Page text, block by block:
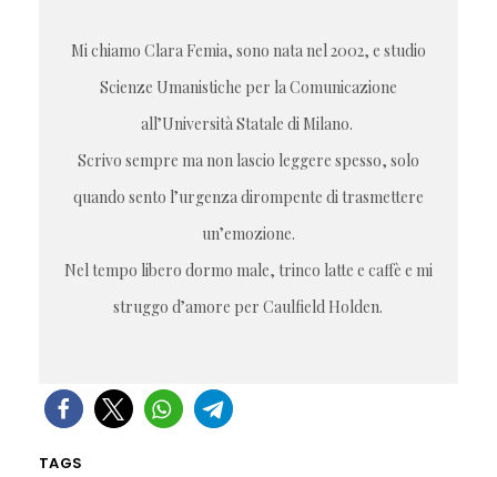
Mi chiamo Clara Femia, sono nata nel 2002, e studio
Scienze Umanistiche per la Comunicazione
all’Università Statale di Milano.
Scrivo sempre ma non lascio leggere spesso, solo
quando sento l’urgenza dirompente di trasmettere
un’emozione.
Nel tempo libero dormo male, trinco latte e caffè e mi
struggo d’amore per Caulfield Holden.
TAGS